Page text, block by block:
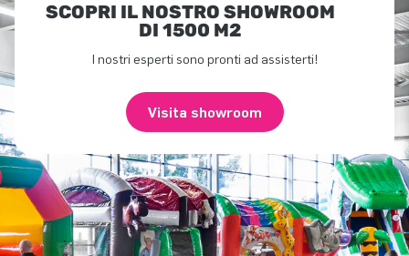
SCOPRI IL NOSTRO SHOWROOM
DI 1500 M2
I nostri esperti sono pronti ad assisterti!
Visita showroom